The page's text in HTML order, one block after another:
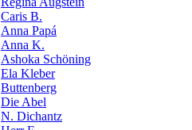
Caris B.
Anna Papá
Anna K.
Ashoka Schöning
Ela Kleber
Buttenberg
Die Abel
N. Dichantz